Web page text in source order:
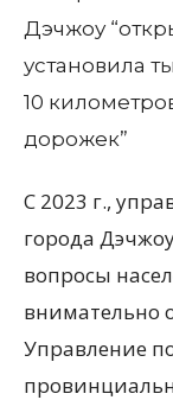
С 2023 г.,
города
вопросы
внимательно
Управление